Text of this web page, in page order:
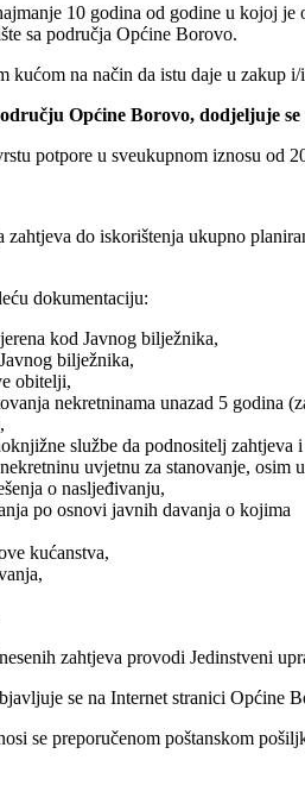
10 godina od godine u kojoj
sa područja Općine Borovo.
na način da istu daje u zakup
Općine Borovo, dodjeljuje
potpore u sveukupnom iznosu od
do iskorištenja ukupno
dokumentaciju:
kod Javnog bilježnika,
bilježnika,
obitelji,
nekretninama unazad 5 godina
službe da podnositelj zahtjeva i
uvjetnu za stanovanje, osim
o nasljeđivanju,
po osnovi javnih davanja o kojima
kućanstva,
zahtjeva provodi Jedinstveni
se na Internet stranici Općine
se preporučenom poštanskom